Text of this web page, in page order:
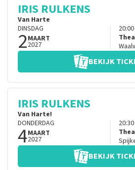
IRIS RULKENS
Van Harte
DINSDAG
2MAART
2027
20:00
BEKIJK
IRIS RULKENS
Van Harte!
DONDERDAG
4MAART
2027
20:30
BEKIJK